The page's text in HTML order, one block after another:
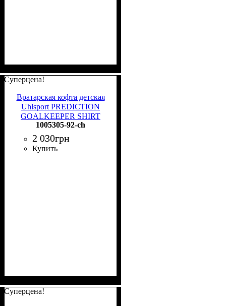
Суперцена!
Вратарская кофта детская
Uhlsport PREDICTION
GOALKEEPER SHIRT
желтая 1005305 92
1005305-92-ch
2 030грн
Купить
Суперцена!